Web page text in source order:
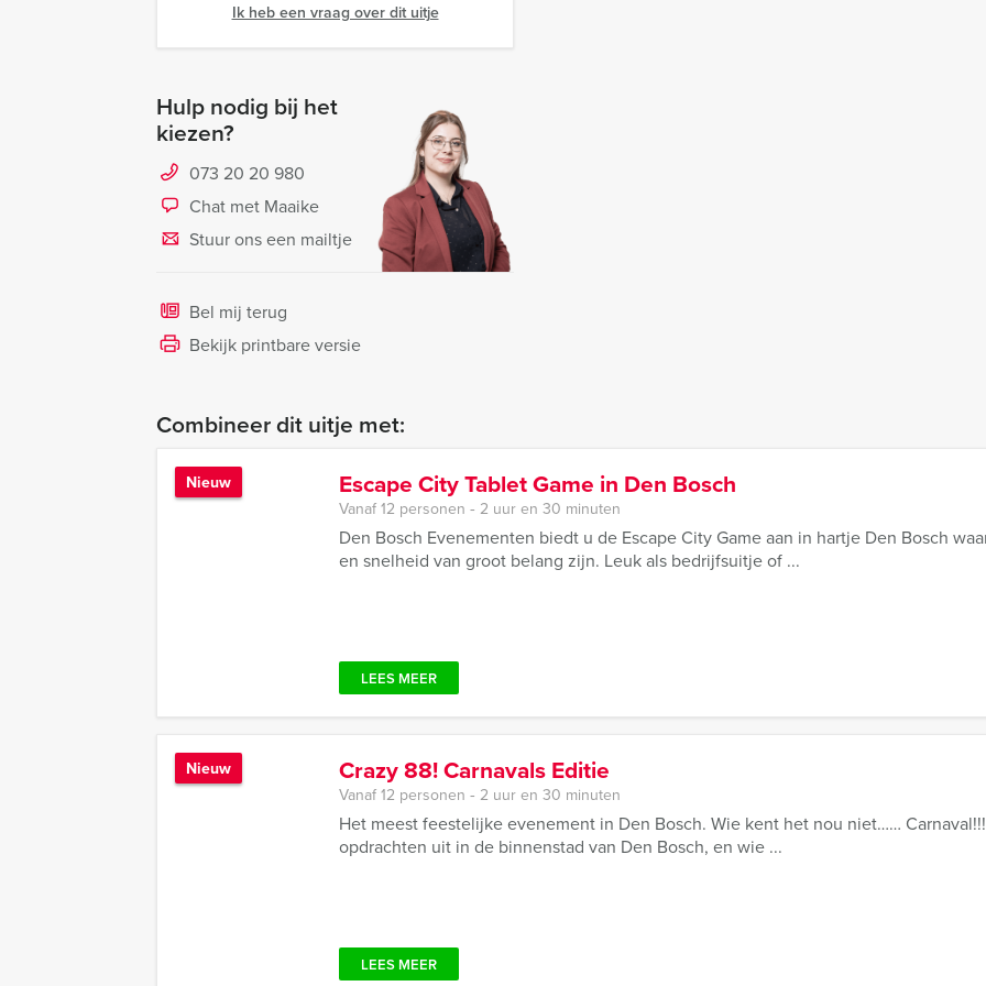
Ik heb een vraag over dit uitje
Hulp nodig bij het
kiezen?
073 20 20 980
Chat met Maaike
Stuur ons een mailtje
Bel mij terug
Bekijk printbare versie
Combineer dit uitje met:
Escape City Tablet Game in Den Bosch
Nieuw
Vanaf 12 personen ‐ 2 uur en 30 minuten
Den Bosch Evenementen biedt u de Escape City Game aan in hartje Den Bosch
en snelheid van groot belang zijn. Leuk als bedrijfsuitje of ...
LEES MEER
Crazy 88! Carnavals Editie
Nieuw
Vanaf 12 personen ‐ 2 uur en 30 minuten
Het meest feestelijke evenement in Den Bosch. Wie kent het nou niet……
opdrachten uit in de binnenstad van Den Bosch, en wie ...
LEES MEER